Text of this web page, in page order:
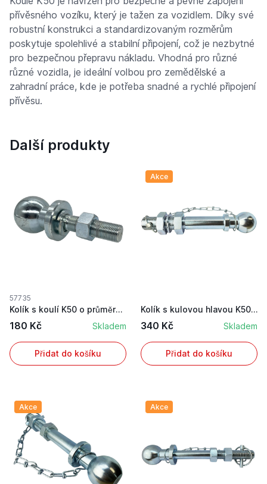
přívěsného vozíku, který je tažen za vozidlem. Díky své
robustní konstrukci a standardizovaným rozměrům
poskytuje spolehlivé a stabilní připojení, což je nezbytné
pro bezpečnou přepravu nákladu. Vhodná pro různé
různé vozidla, je ideální volbou pro zemědělské a
zahradní práce, kde je potřeba snadné a rychlé připojení
přívěsu.
Další produkty
57735
Kolík s koulí K50 o průměru kolíku 19 mm pro př...
180 Kč Skladem
Přidat do košíku
Akce
Kolík s kulovou hlavou K50 o průměru kolíku 32 ...
340 Kč Skladem
Přidat do košíku
Akce Akce